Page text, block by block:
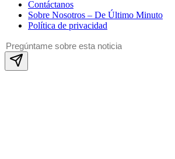
Contáctanos
Sobre Nosotros – De Último Minuto
Política de privacidad